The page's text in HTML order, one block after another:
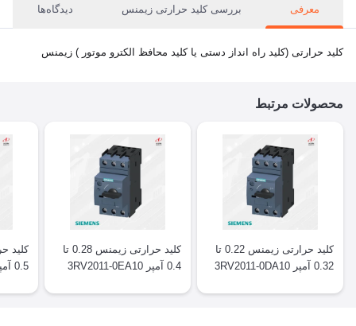
معرفی بررسی کلید حرارتی زیمنس دیدگاه‌ها
کلید حرارتی (کلید راه انداز دستی یا کلید محافظ الکترو موتور ) زیمنس
محصولات مرتبط
کلید حرارتی زیمنس 0.22 تا
0.32 آمپر 3RV2011-0DA10
کلید حرارتی زیمنس 0.28 تا
0.4 آمپر 3RV2011-0EA10
0.5 آمپر 3RV2011-0FA10